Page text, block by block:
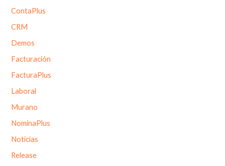
ContaPlus
CRM
Demos
Facturación
FacturaPlus
Laboral
Murano
NominaPlus
Noticias
Release